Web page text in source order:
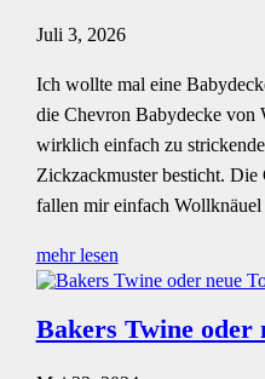
Juli 3, 2026
Ich wollte mal eine
die Chevron Babydecke von
wirklich einfach zu
Zickzackmuster besticht.
fallen mir einfach Wollknäuel
mehr lesen
Bakers Twine oder